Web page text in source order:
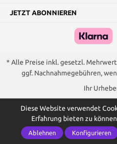
JETZT ABONNIEREN
* Alle Preise inkl. gesetzl.
ggf. Nachnahmegebühren,
Ihr
Diese Website verwendet
Erfahrung bieten zu
Ablehnen Konfigurieren